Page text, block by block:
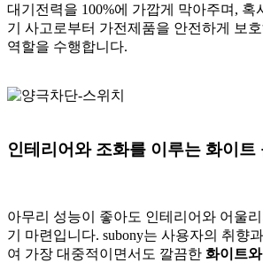
대기전력을 100%에 가깝게 막아주며, 혹
기 사고로부터 가전제품을 안전하게 보
역할을 수행합니다.
인테리어와 조화를 이루는 화이트
아무리 성능이 좋아도 인테리어와 어울
기 마련입니다. subony는 사용자의 취향
여 가장 대중적이면서도 깔끔한 화이트